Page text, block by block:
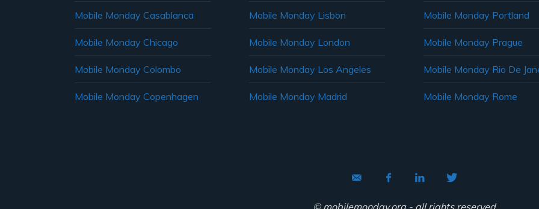
Mobile Monday Casablanca
Mobile Monday Chicago
Mobile Monday Colombo
Mobile Monday Copenhagen
Mobile Monday Lisbon
Mobile Monday London
Mobile Monday Los Angeles
Mobile Monday Madrid
Mobile Monday Portland
Mobile Monday Prague
Mobile Monday Rio De
Mobile Monday Rome